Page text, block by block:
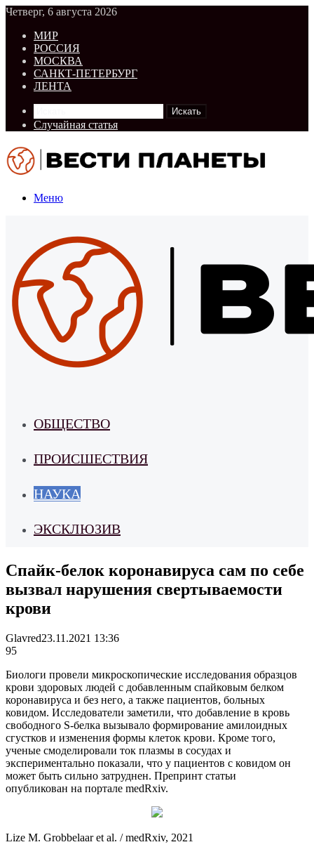
Четверг, 6 августа 2026
МИР
РОССИЯ
МОСКВА
САНКТ-ПЕТЕРБУРГ
ЛЕНТА
Искать
Случайная статья
Меню
ОБЩЕСТВО
ПРОИСШЕСТВИЯ
НАУКА
ЭКСКЛЮЗИВ
Спайк-белок коронавируса сам по себе
вызвал нарушения свертываемости
крови
Glavred23.11.2021 13:36
95
Биологи провели микроскопические исследования образцов
крови здоровых людей с добавленным спайковым белком
коронавируса и без него, а также пациентов, больных
ковидом. Исследователи заметили, что добавление в кровь
свободного S-белка вызывало формирование амилоидных
сгустков и изменения формы клеток крови. Кроме того,
ученые смоделировали ток плазмы в сосудах и
экспериментально показали, что у пациентов с ковидом он
может быть сильно затруднен. Препринт статьи
опубликован на портале medRxiv.
Lize M. Grobbelaar et al. / medRxiv, 2021